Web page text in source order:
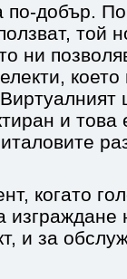
по-добър.
той
ни
което
и
когато
изграждане
и за